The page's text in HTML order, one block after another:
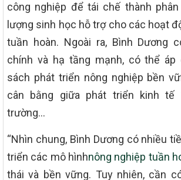
công nghiệp để tái chế thành
lượng sinh học hỗ trợ cho các hoạt
tuần hoàn. Ngoài ra, Bình Dương
chính và hạ tầng mạnh, có thể áp
sách phát triển nông nghiệp bền
cân bằng giữa phát triển kinh tế
trường…
“Nhìn chung, Bình Dương có nhiều
triển các mô hìnhnông nghiệp tuần
thái và bền vững. Tuy nhiên, cần